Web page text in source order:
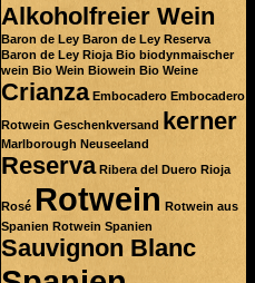
Alkoholfreier Wein
Baron de Ley Baron de Ley Reserva
Baron de Ley Rioja Bio biodynmaischer
wein Bio Wein Biowein Bio Weine
Crianza Embocadero Embocadero
Rotwein Geschenkversand kerner
Marlborough Neuseeland
Reserva Ribera del Duero Rioja
Rosé Rotwein Rotwein aus
Spanien Rotwein Spanien
Sauvignon Blanc